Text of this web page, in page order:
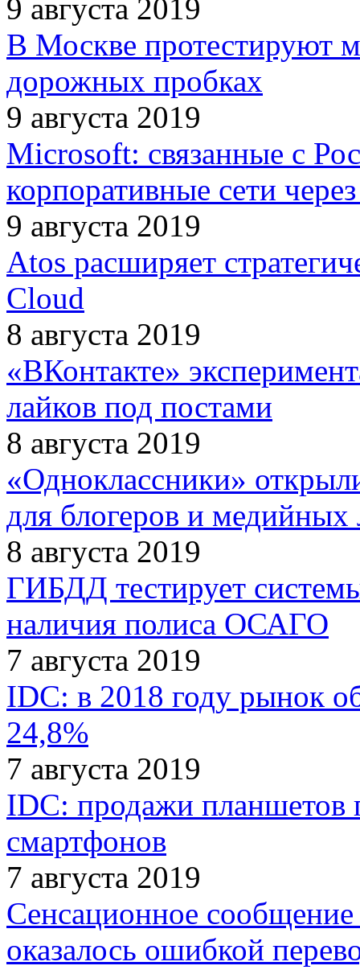
9 августа 2019
В Москве протестируют
дорожных пробках
9 августа 2019
Microsoft: связанные с
корпоративные сети
9 августа 2019
Atos расширяет
Cloud
8 августа 2019
«ВКонтакте»
лайков под постами
8 августа 2019
«Одноклассники»
для блогеров и
8 августа 2019
ГИБДД тестирует
наличия полиса ОСАГО
7 августа 2019
IDC: в 2018 году рынок
24,8%
7 августа 2019
IDC: продажи планшетов
смартфонов
7 августа 2019
Сенсационное
оказалось ошибкой